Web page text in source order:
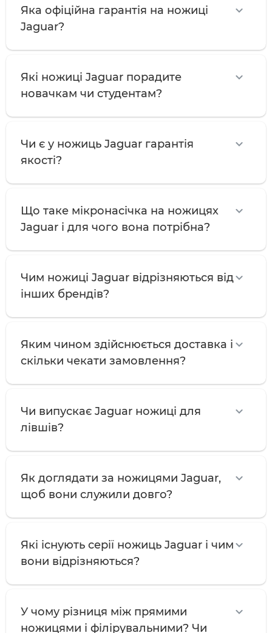
Яка офіційна гарантія на ножиці
Jaguar?
Які ножиці Jaguar порадите
новачкам чи студентам?
Чи є у ножиць Jaguar гарантія
якості?
Що таке мікронасічка на ножицях
Jaguar і для чого вона потрібна?
Чим ножиці Jaguar відрізняються від
інших брендів?
Яким чином здійснюється доставка і
скільки чекати замовлення?
Чи випускає Jaguar ножиці для
лівшів?
Як доглядати за ножицями Jaguar,
щоб вони служили довго?
Які існують серії ножиць Jaguar і чим
вони відрізняються?
У чому різниця між прямими
ножицями і філірувальними? Чи